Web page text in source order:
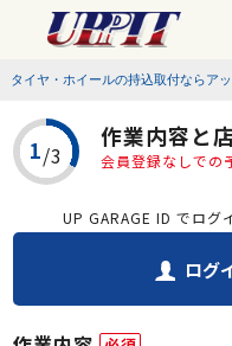
タイヤ・ホイールの持込取付ならアッ
作業内容と
会員登録なしでの
UP GARAGE ID でログ
ログ